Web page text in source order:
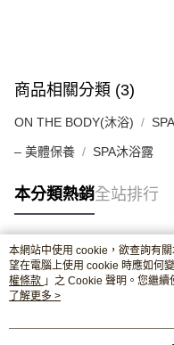
商品相關分類 (3)
ON THE BODY(沐浴)
– 美體保養 SPA沐浴露
本分類熱銷全站排行
熱門標籤
本網站中使用 cookie，欲查詢有
望在電腦上使用 cookie 時應如何
權條款 」之 Cookie 聲明。您繼
用條款之 Cookie 聲明使用 cookie。
了解更多 >